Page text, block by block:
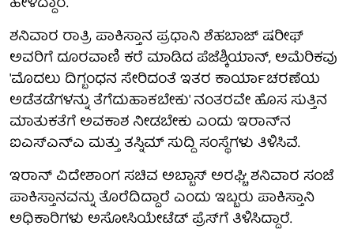
ಶನಿವಾರ ರಾತ್ರಿ ಪಾಕಿಸ್ತಾನ ಪ್ರಧಾನಿ ಶೆಹಬಾಜ್ ಷರೀಫ್
ಅವರಿಗೆ ದೂರವಾಣಿ ಕರೆ ಮಾಡಿದ ಪೆಜೆಶ್ಕಿಯಾನ್, ಅಮೆರಿಕವು
'ಮೊದಲು ದಿಗ್ಬಂಧನ ಸೇರಿದಂತೆ ಇತರ ಕಾರ್ಯಾಚರಣೆಯ
ಅಡೆತಡೆಗಳನ್ನು ತೆಗೆದುಹಾಕಬೇಕು' ನಂತರವೇ ಹೊಸ ಸುತ್ತಿನ
ಮಾತುಕತೆಗೆ ಅವಕಾಶ ನೀಡಬೇಕು ಎಂದು ಇರಾನ್‌ನ
ಐಎಸ್‌ಎನ್‌ಎ ಮತ್ತು ತಸ್ನಿಮ್ ಸುದ್ದಿ ಸಂಸ್ಥೆಗಳು ತಿಳಿಸಿವೆ.
ಇರಾನ್ ವಿದೇಶಾಂಗ ಸಚಿವ ಅಬ್ಬಾಸ್ ಅರಘ್ಚಿ ಶನಿವಾರ ಸಂಜೆ
ಪಾಕಿಸ್ತಾನವನ್ನು ತೊರೆದಿದ್ದಾರೆ ಎಂದು ಇಬ್ಬರು ಪಾಕಿಸ್ತಾನಿ
ಅಧಿಕಾರಿಗಳು ಅಸೋಸಿಯೇಟೆಡ್ ಪ್ರೆಸ್‌ಗೆ ತಿಳಿಸಿದ್ದಾರೆ.